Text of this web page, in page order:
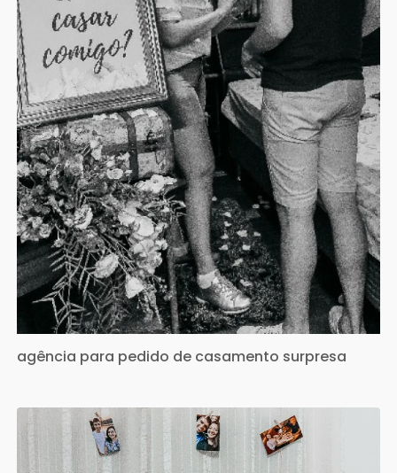
agência para pedido de casamento surpresa